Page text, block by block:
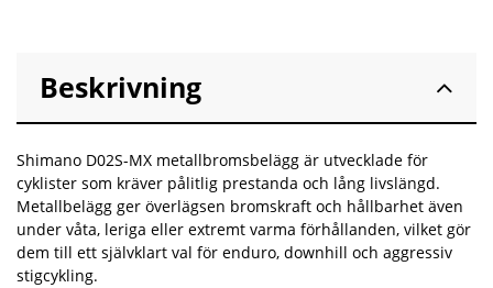
Beskrivning
Shimano D02S-MX metallbromsbelägg är utvecklade för
cyklister som kräver pålitlig prestanda och lång livslängd.
Metallbelägg ger överlägsen bromskraft och hållbarhet även
under våta, leriga eller extremt varma förhållanden, vilket gör
dem till ett självklart val för enduro, downhill och aggressiv
stigcykling.